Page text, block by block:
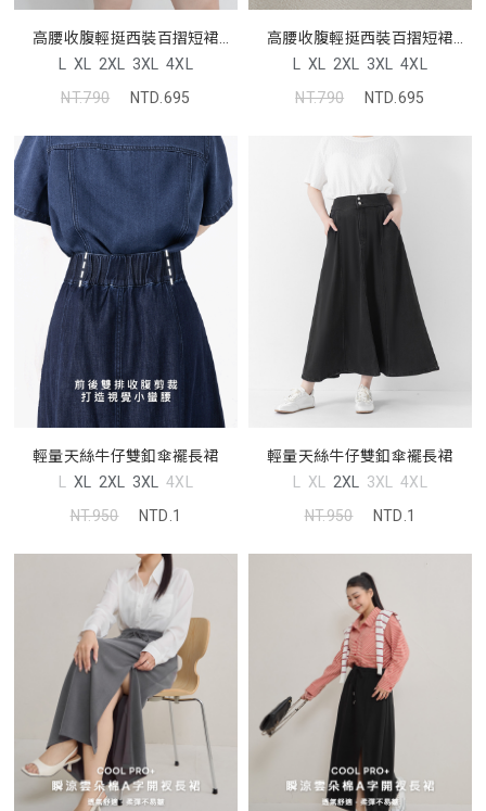
高腰收腹輕挺西裝百摺短裙
MISS
L XL 2XL 3XL 4XL
NT.790
NTD.695
高腰收腹輕挺西裝百摺短裙
MISS
L XL 2XL 3XL 4XL
NT.790
NTD.695
輕量天絲牛仔雙釦傘襬長裙
L XL 2XL 3XL 4XL
NT.950
NTD.1
輕量天絲牛仔雙釦傘襬長裙
L XL 2XL 3XL 4XL
NT.950
NTD.1